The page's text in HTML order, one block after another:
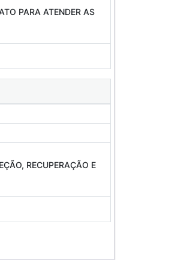
PARA ATENDER AS
RECUPERAÇÃO E